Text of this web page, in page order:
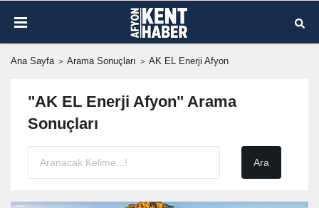
Ana Sayfa Arama Sonuçları AK EL Enerji Afyon
"AK EL Enerji Afyon" Arama
Sonuçları